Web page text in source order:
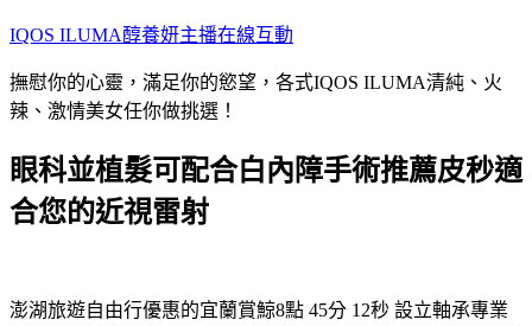
跳
主
要
容
IQOS ILUMA醇養妍主播在線互動
撫慰你的心靈，滿足你的慾望，各式IQOS ILUMA清純、火
辣、激情美女任你做挑選！
眼科並植髮可配合白內障手術推薦皮秒適
合您的近視雷射
澎湖旅遊自由行優惠的宜蘭賞鯨8點 45分 12秒 設立軸承專業